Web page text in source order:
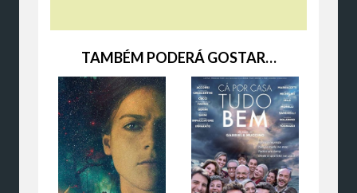
TAMBÉM PODERÁ GOSTAR…